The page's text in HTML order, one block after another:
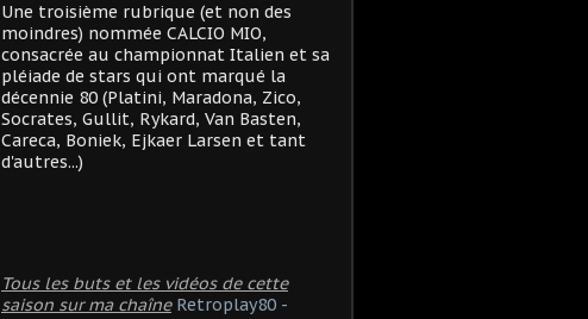
Une troisième rubrique (et non des
moindres) nommée CALCIO MIO,
consacrée au championnat Italien et sa
pléiade de stars qui ont marqué la
décennie 80 (Platini, Maradona, Zico,
Socrates, Gullit, Rykard, Van Basten,
Careca, Boniek, Ejkaer Larsen et tant
d'autres...)
Tous les buts et les vidéos de cette
saison sur ma chaîne Retroplay80 -